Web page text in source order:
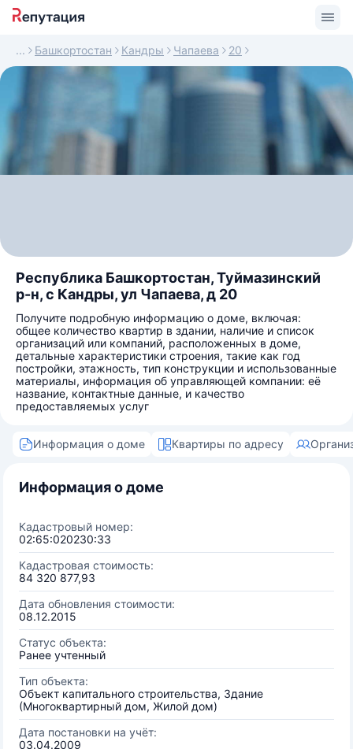
Башкортостан Кандры Чапаева 20
Республика Башкортостан, Туймазинский
р-н, с Кандры, ул Чапаева, д 20
Получите подробную информацию о доме, включая:
общее количество квартир в здании, наличие и список
организаций или компаний, расположенных в доме,
детальные характеристики строения, такие как год
постройки, этажность, тип конструкции и использованные
материалы, информация об управляющей компании: её
название, контактные данные, и качество
предоставляемых услуг
Информация о доме Квартиры по адресу
Информация о доме
Кадастровый номер:
02:65:020230:33
Кадастровая стоимость:
84 320 877,93
Дата обновления стоимости:
08.12.2015
Статус объекта:
Ранее учтенный
Тип объекта:
Объект капитального строительства, Здание
(Многоквартирный дом, Жилой дом)
Дата постановки на учёт:
03.04.2009